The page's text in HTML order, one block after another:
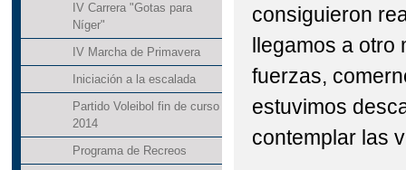
IV Carrera "Gotas para
Níger"
IV Marcha de Primavera
Iniciación a la escalada
Partido Voleibol fin de curso
2014
Programa de Recreos
consiguieron
llegamos a
fuerzas,
estuvimos
contemplar las